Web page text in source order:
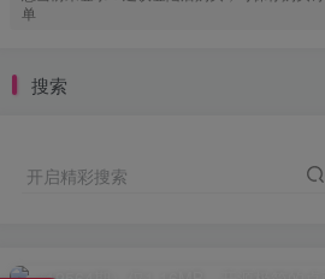
单
搜索
开启精彩搜索